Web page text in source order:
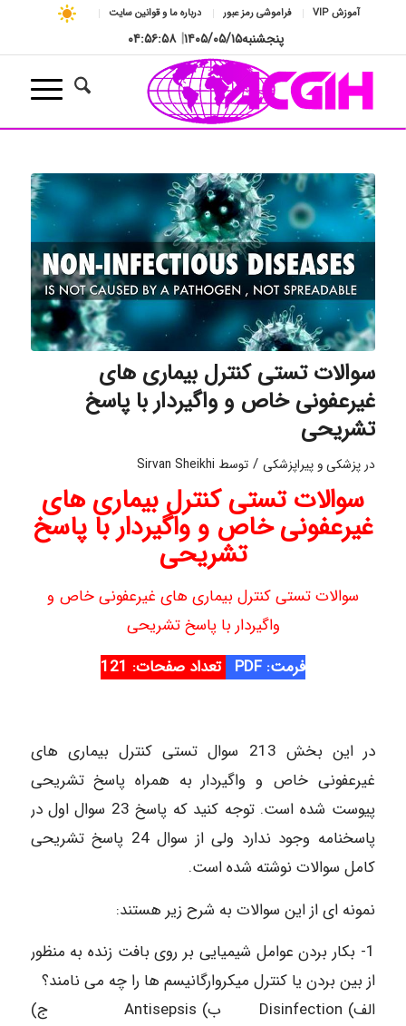
آموزش VIP فراموشی رمز عبور درباره ما و قوانین سایت
پنجشنبه۱۴۰۵/۰۵/۱۵| ۰۴:۵۶:۵۹
سوالات تستی کنترل بیماری های
غیرعفونی خاص و واگیردار با پاسخ
تشریحی
درپزشکی و پیراپزشکی / توسط Sirvan Sheikhi
سوالات تستی کنترل بیماری های
غیرعفونی خاص و واگیردار با پاسخ
تشریحی
سوالات تستی کنترل بیماری های غیرعفونی خاص و
واگیردار با پاسخ تشریحی
فرمت: PDF
تعداد صفحات: 121
در این بخش 213 سوال تستی کنترل بیماری های
غیرعفونی خاص و واگیردار به همراه پاسخ تشریحی
پیوست شده است. توجه کنید که پاسخ 23 سوال اول در
پاسخنامه وجود ندارد ولی از سوال 24 پاسخ تشریحی
کامل سوالات نوشته شده است.
نمونه ای از این سوالات به شرح زیر هستند:
1- بکار بردن عوامل شیمیایی بر روی بافت زنده به منظور
از بین بردن یا کنترل میکروارگانیسم ها را چه می نامند؟
الف) Disinfection ب) Antisepsis ج)